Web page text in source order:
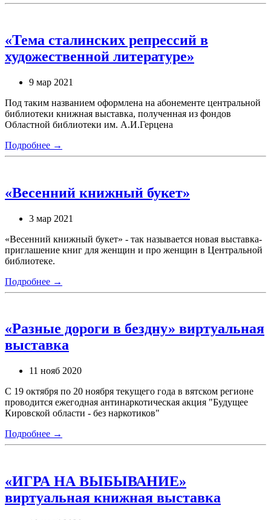
«Тема сталинских репрессий в
художественной литературе»
9 мар 2021
Под таким названием оформлена на абонементе центральной
библиотеки книжная выставка, полученная из фондов
Областной библиотеки им. А.И.Герцена
Подробнее →
«Весенний книжный букет»
3 мар 2021
«Весенний книжный букет» - так называется новая выставка-
приглашение книг для женщин и про женщин в Центральной
библиотеке.
Подробнее →
«Разные дороги в бездну» виртуальная
выставка
11 нояб 2020
С 19 октября по 20 ноября текущего года в вятском регионе
проводится ежегодная антинаркотическая акция "Будущее
Кировской области - без наркотиков"
Подробнее →
«ИГРА НА ВЫБЫВАНИЕ»
виртуальная книжная выставка